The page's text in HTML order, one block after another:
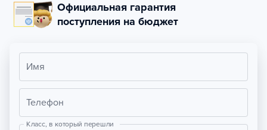
Официальная гарантия
поступления на бюджет
Имя
Телефон
Класс, в который перешли